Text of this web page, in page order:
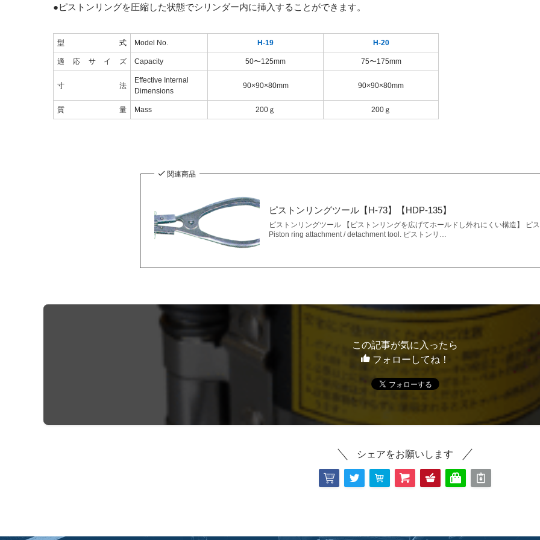
●ピストンリングを圧縮した状態でシリンダー内に挿入することができます。
型式 Model No. H-19 H-20
適応サイズ Capacity 50〜125mm 75〜175mm
寸法
Effective Internal
Dimensions
90×90×80mm 90×90×80mm
質量 Mass 200ｇ 200ｇ
関連商品
ピストンリングツール【H-73】【HDP-135】
ピストンリングツール 【ピストンリングを広げてホールドし外れにくい構造】 ピ
Piston ring attachment / detachment tool. ピストンリ…
この記事が気に入ったら
フォローしてね！
シェアをお願いします